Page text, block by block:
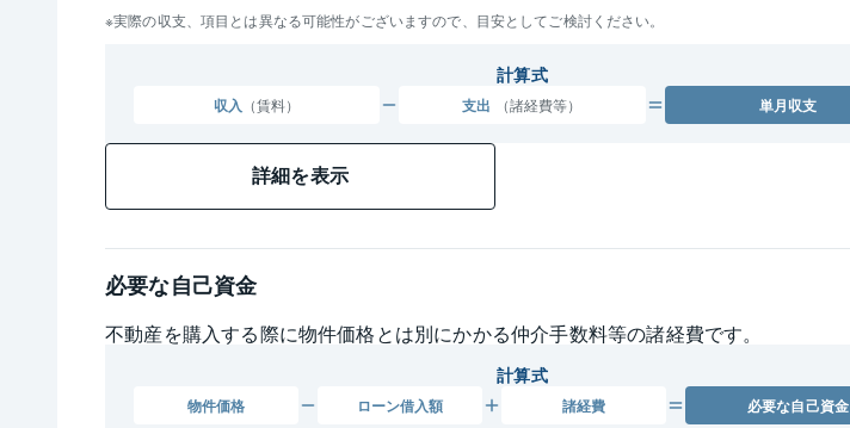
実際の収支、項目とは異なる可能性がございますので、目安としてご検討ください。
計算式
収入 （賃料） 支出 （諸経費等） 単月収支
詳細を表示
必要な自己資金
不動産を購入する際に物件価格とは別にかかる仲介手数料等の諸経費です。
計算式
物件価格 ローン借入額 諸経費 必要な自己資金